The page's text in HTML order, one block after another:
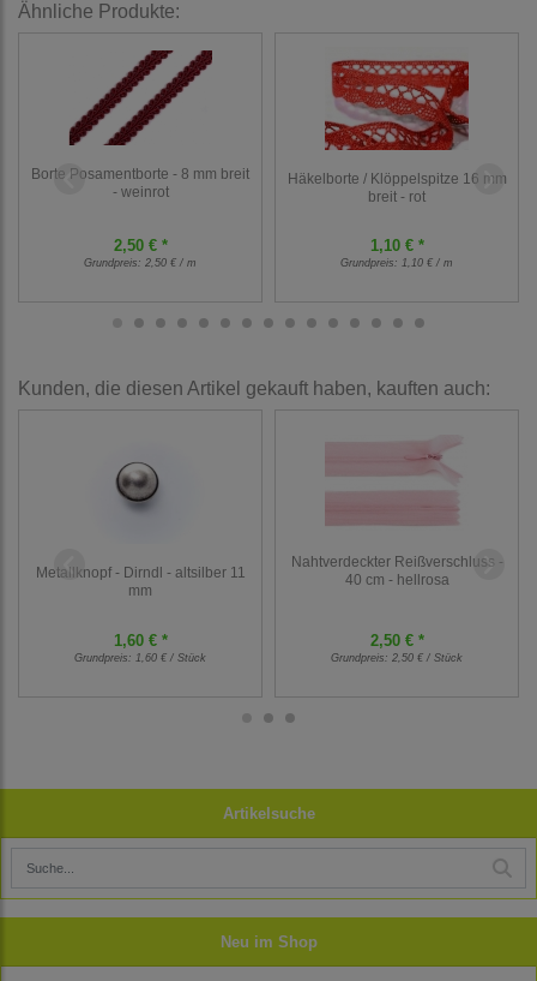
Artikelsuche
Neu im Shop
Ähnliche Produkte:
Borte Posamentborte - 8 mm breit
- weinrot
2,50 € *
Grundpreis: 2,50 € / m
Häkelborte / Klöppelspitze 16 mm
breit - rot
1,10 € *
Grundpreis: 1,10 € / m
Kunden, die diesen Artikel gekauft haben, kauften auch:
Metallknopf - Dirndl - altsilber 11
mm
1,60 € *
Grundpreis: 1,60 € / Stück
Nahtverdeckter Reißverschluss -
40 cm - hellrosa
2,50 € *
Grundpreis: 2,50 € / Stück